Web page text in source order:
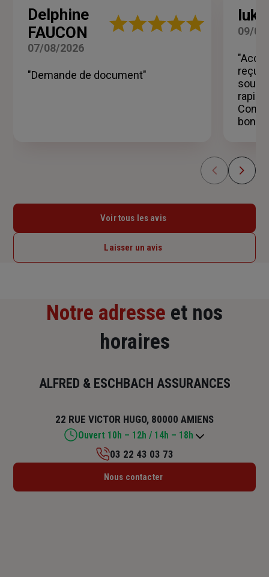
Delphine
FAUCON
Note
étoiles
07/08/2026
"Demande de document"
09/
reçu
bon
Voir tous les avis
Laisser un avis
Notre adresse et nos
horaires
ALFRED & ESCHBACH ASSURANCES
22 RUE VICTOR HUGO, 80000 AMIENS
Ouvert 10h – 12h / 14h – 18h
Lundi : 10h – 12h / 14h – 18h
03 22 43 03 73
Nous contacter